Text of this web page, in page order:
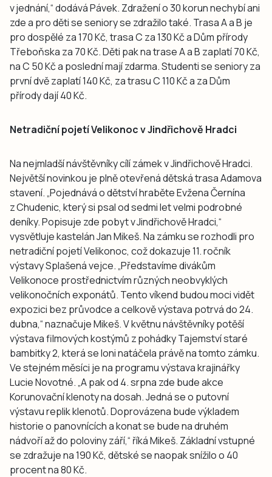
v jednání,“ dodává Pávek. Zdražení o 30 korun nechybí ani
zde a pro děti se seniory se zdražilo také. Trasa A a B je
pro dospělé za 170 Kč, trasa C za 130 Kč a Dům přírody
Třeboňska za 70 Kč. Děti pak na trase A a B zaplatí 70 Kč,
na C 50 Kč a poslední mají zdarma. Studenti se seniory za
první dvě zaplatí 140 Kč, za trasu C 110 Kč a za Dům
přírody dají 40 Kč.
Netradiční pojetí Velikonoc v Jindřichově Hradci
Na nejmladší návštěvníky cílí zámek v Jindřichově Hradci.
Největší novinkou je plně otevřená dětská trasa Adamova
stavení. „Pojednává o dětství hraběte Evžena Černína
z Chudenic, který si psal od sedmi let velmi podrobné
deníky. Popisuje zde pobyt v Jindřichově Hradci,“
vysvětluje kastelán Jan Mikeš. Na zámku se rozhodli pro
netradiční pojetí Velikonoc, což dokazuje 11. ročník
výstavy Splašená vejce. „Představíme divákům
Velikonoce prostřednictvím různých neobvyklých
velikonočních exponátů. Tento víkend budou moci vidět
expozici bez průvodce a celkově výstava potrvá do 24.
dubna,“ naznačuje Mikeš. V květnu návštěvníky potěší
výstava filmových kostýmů z pohádky Tajemství staré
bambitky 2, která se loni natáčela právě na tomto zámku.
Ve stejném měsíci je na programu výstava krajinářky
Lucie Novotné. „A pak od 4. srpna zde bude akce
Korunovační klenoty na dosah. Jedná se o putovní
výstavu replik klenotů. Doprovázena bude výkladem
historie o panovnících a konat se bude na druhém
nádvoří až do poloviny září,“ říká Mikeš. Základní vstupné
se zdražuje na 190 Kč, dětské se naopak snížilo o 40
procent na 80 Kč.